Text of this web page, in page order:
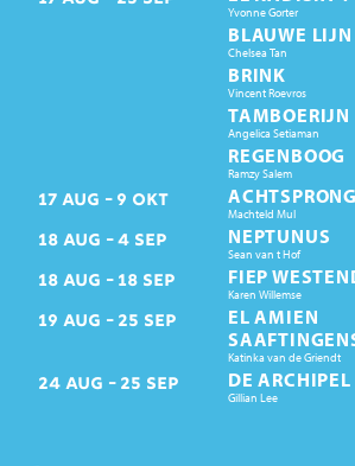
Yvonne Gorter
BLAUWE LIJN
Chelsea Tan
BRINK
Vincent Roevros
TAMBOERIJN
Angelica Setiaman
REGENBOOG
Ramzy Salem
17 AUG 9 OKT ACHTSPRONG
Machteld Mul
18 AUG 4 SEP NEPTUNUS
Sean van t Hof
18 AUG 18 SEP FIEP
Karen Willemse
19 AUG 25 SEP
EL AMIEN
Katinka van de Griendt
24 AUG 25 SEP DE ARCHIPEL
Gillian Lee